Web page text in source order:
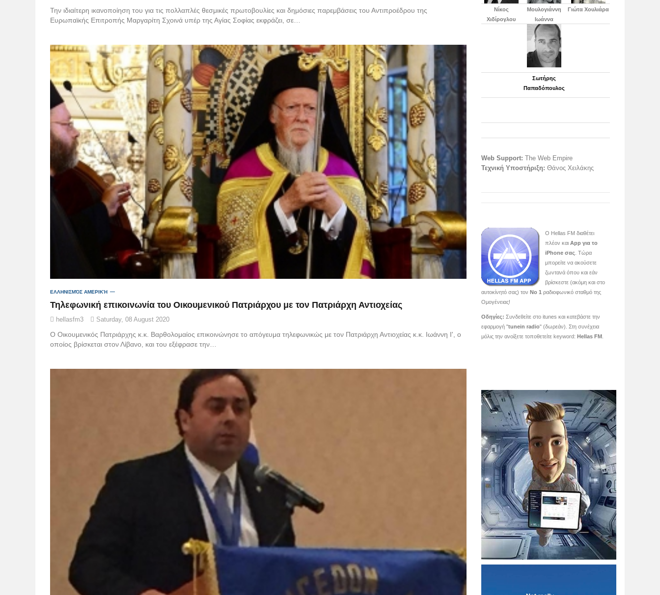
Την ιδιαίτερη ικανοποίηση του για τις πολλαπλές θεσμικές πρωτοβουλίες και δημόσιες παρεμβάσεις του Αντιπροέδρου της
Ευρωπαϊκής Επιτροπής Μαργαρίτη Σχοινά υπέρ της Αγίας Σοφίας εκφράζει, σε…
ΕΛΛΗΝΙΣΜΌΣ ΑΜΕΡΙΚΉ
Τηλεφωνική επικοινωνία του Οικουμενικού Πατριάρχου με τον Πατριάρχη Αντιοχείας
hellasfm3 Saturday, 08 August 2020
Ο Οικουμενικός Πατριάρχης κ.κ. Βαρθολομαίος επικοινώνησε το απόγευμα τηλεφωνικώς με τον Πατριάρχη Αντιοχείας κ.κ. Ιωάννη Ι', ο
οποίος βρίσκεται στον Λίβανο, και του εξέφρασε την…
Νίκος
Χιδίρογλου
Μουλογιάννη
Ιωάννα
Γιώτα Χουλιάρα
Σωτήρης
Παπαδόπουλος
Web Support: The Web Empire
Τεχνική Υποστήριξη: Θάνος Χειλάκης
O Hellas FM διαθέτει
πλέον και App για το
iPhone σας . Τώρα
μπορείτε να ακούσετε
ζωντανά όπου και εάν
βρίσκεστε (ακόμη και στο
αυτοκίνητό σας) τον Νο 1 ραδιοφωνικό σταθμό της
Ομογένειας!
Οδηγίες: Συνδεθείτε στο itunes και κατεβάστε την
εφαρμογή "tunein radio" (δωρεάν). Στη συνέχεια
μόλις την ανοίξετε τοποθετείτε keyword: Hellas FM.